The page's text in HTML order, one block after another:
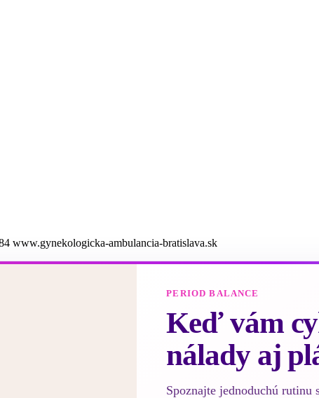
www.gynekologicka-ambulancia-bratislava.sk
PERIOD BALANCE
Keď vám
nálady aj
Spoznajte jednoduchú